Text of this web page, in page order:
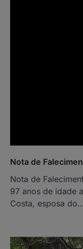
Nota de
Nota de
97 anos de idade
Costa, esposa